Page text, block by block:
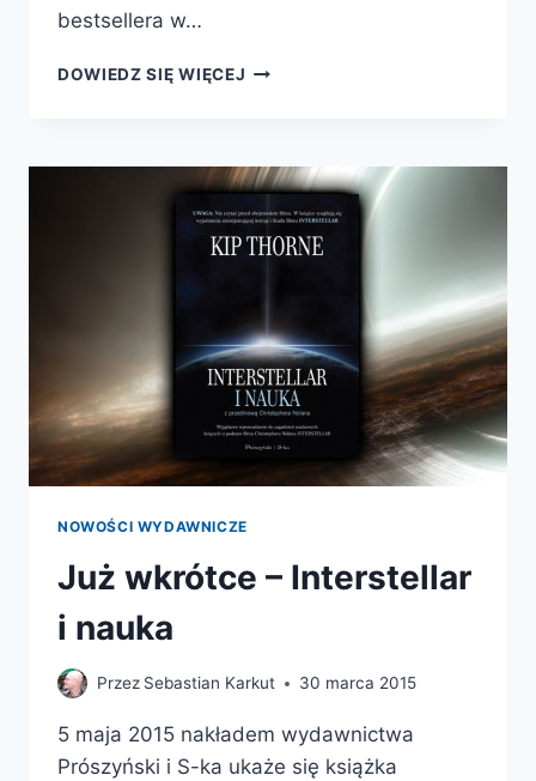
bestsellera w…
DOWIEDZ SIĘ WIĘCEJ ZŁO.
NAS.
NOWOŚCI WYDAWNICZE
Już wkrótce – Interstellar
i nauka
Przez Sebastian Karkut 30 marca 2015
5 maja 2015 nakładem wydawnictwa
Prószyński i S-ka ukaże się książka